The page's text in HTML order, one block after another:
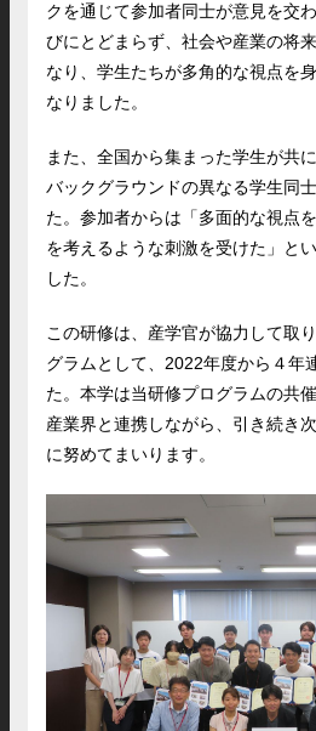
クを通じて参加者同士が意見を交
びにとどまらず、社会や産業の将
なり、学生たちが多角的な視点を
なりました。
また、全国から集まった学生が共
バックグラウンドの異なる学生同
た。参加者からは「多面的な視点
を考えるような刺激を受けた」と
した。
この研修は、産学官が協力して取
グラムとして、2022年度から４年
た。本学は当研修プログラムの共
産業界と連携しながら、引き続き
に努めてまいります。